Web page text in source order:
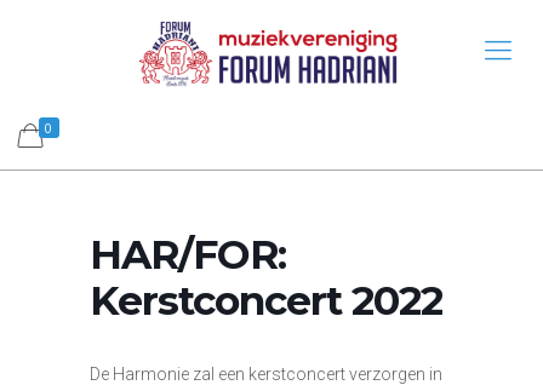
0
HAR/FOR:
Kerstconcert 2022
De Harmonie zal een kerstconcert verzorgen in